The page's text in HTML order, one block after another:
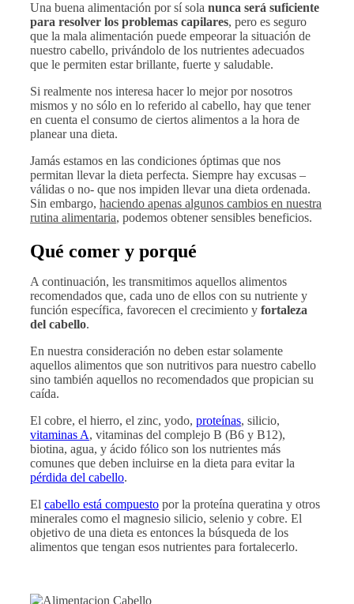
Una buena alimentación por sí sola nunca será suficiente
para resolver los problemas capilares, pero es seguro
que la mala alimentación puede empeorar la situación de
nuestro cabello, privándolo de los nutrientes adecuados
que le permiten estar brillante, fuerte y saludable.
Si realmente nos interesa hacer lo mejor por nosotros
mismos y no sólo en lo referido al cabello, hay que tener
en cuenta el consumo de ciertos alimentos a la hora de
planear una dieta.
Jamás estamos en las condiciones óptimas que nos
permitan llevar la dieta perfecta. Siempre hay excusas –
válidas o no- que nos impiden llevar una dieta ordenada.
Sin embargo, haciendo apenas algunos cambios en nuestra
rutina alimentaria, podemos obtener sensibles beneficios.
Qué comer y porqué
A continuación, les transmitimos aquellos alimentos
recomendados que, cada uno de ellos con su nutriente y
función específica, favorecen el crecimiento y fortaleza
del cabello.
En nuestra consideración no deben estar solamente
aquellos alimentos que son nutritivos para nuestro cabello
sino también aquellos no recomendados que propician su
caída.
El cobre, el hierro, el zinc, yodo, proteínas, silicio,
vitaminas A, vitaminas del complejo B (B6 y B12),
biotina, agua, y ácido fólico son los nutrientes más
comunes que deben incluirse en la dieta para evitar la
pérdida del cabello.
El cabello está compuesto por la proteína queratina y otros
minerales como el magnesio silicio, selenio y cobre. El
objetivo de una dieta es entonces la búsqueda de los
alimentos que tengan esos nutrientes para fortalecerlo.